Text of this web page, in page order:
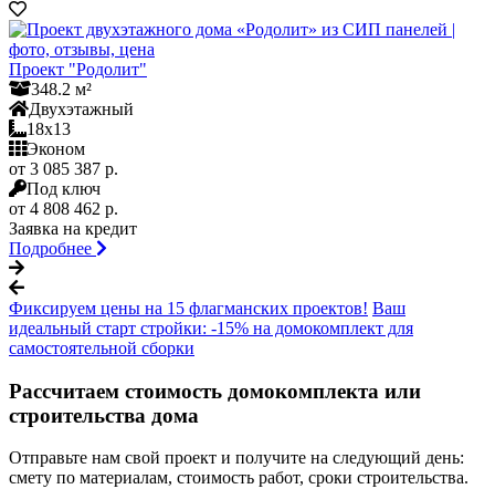
Проект "Родолит"
348.2 м²
Двухэтажный
18x13
Эконом
от 3 085 387 р.
Под ключ
от 4 808 462 р.
Заявка на кредит
Подробнее
Фиксируем цены на 15 флагманских проектов! Ваш
идеальный старт стройки: -15% на домокомплект для
самостоятельной сборки
Рассчитаем стоимость домокомплекта или
строительства дома
Отправьте нам свой проект и получите на следующий день:
смету по материалам, стоимость работ, сроки строительства.